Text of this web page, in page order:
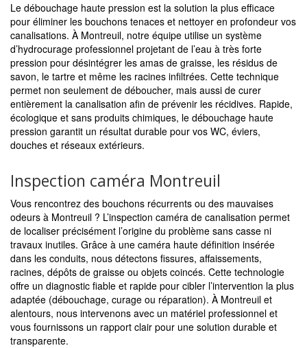
Le débouchage haute pression est la solution la plus efficace
pour éliminer les bouchons tenaces et nettoyer en profondeur vos
canalisations. À Montreuil, notre équipe utilise un système
d’hydrocurage professionnel projetant de l’eau à très forte
pression pour désintégrer les amas de graisse, les résidus de
savon, le tartre et même les racines infiltrées. Cette technique
permet non seulement de déboucher, mais aussi de curer
entièrement la canalisation afin de prévenir les récidives. Rapide,
écologique et sans produits chimiques, le débouchage haute
pression garantit un résultat durable pour vos WC, éviers,
douches et réseaux extérieurs.
Inspection caméra Montreuil
Vous rencontrez des bouchons récurrents ou des mauvaises
odeurs à Montreuil ? L’inspection caméra de canalisation permet
de localiser précisément l’origine du problème sans casse ni
travaux inutiles. Grâce à une caméra haute définition insérée
dans les conduits, nous détectons fissures, affaissements,
racines, dépôts de graisse ou objets coincés. Cette technologie
offre un diagnostic fiable et rapide pour cibler l’intervention la plus
adaptée (débouchage, curage ou réparation). À Montreuil et
alentours, nous intervenons avec un matériel professionnel et
vous fournissons un rapport clair pour une solution durable et
transparente.